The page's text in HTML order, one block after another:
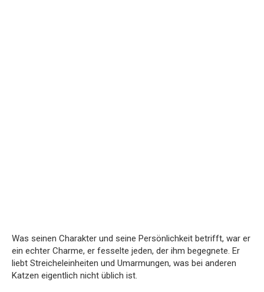
Was seinen Charakter und seine Persönlichkeit betrifft, war er
ein echter Charme, er fesselte jeden, der ihm begegnete. Er
liebt Streicheleinheiten und Umarmungen, was bei anderen
Katzen eigentlich nicht üblich ist.